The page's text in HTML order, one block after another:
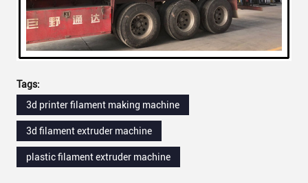
Tags:
3d printer filament making machine
3d filament extruder machine
plastic filament extruder machine